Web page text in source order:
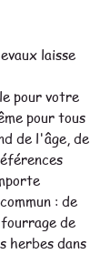
laisse
pour votre
pour tous
de l'âge, de
: de
de
herbes dans